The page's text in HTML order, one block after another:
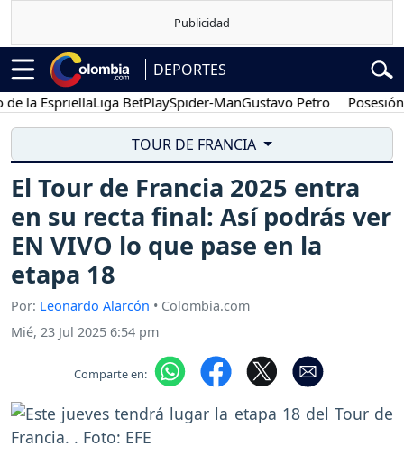
DEPORTES
EspriellaLiga BetPlaySpider-ManGustavo Petro Posesión
TOUR DE FRANCIA
El Tour de Francia 2025 entra
en su recta final: Así podrás ver
EN VIVO lo que pase en la
etapa 18
Por: Leonardo Alarcón • Colombia.com
Mié, 23 Jul 2025 6:54 pm
Comparte en: